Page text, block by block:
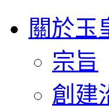
關於玉
宗旨
創建